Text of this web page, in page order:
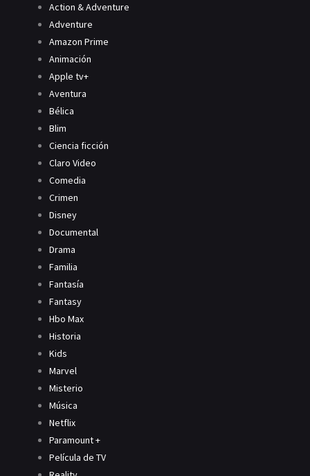
Action & Adventure
Adventure
Amazon Prime
Animación
Apple tv+
Aventura
Bélica
Blim
Ciencia ficción
Claro Video
Comedia
Crimen
Disney
Documental
Drama
Familia
Fantasía
Fantasy
Hbo Max
Historia
Kids
Marvel
Misterio
Música
Netflix
Paramount +
Película de TV